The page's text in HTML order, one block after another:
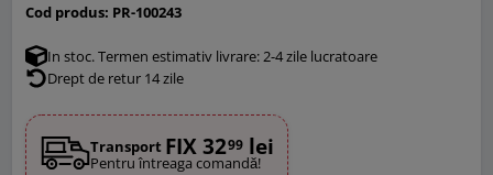
Cod produs: PR-100243
In stoc. Termen estimativ livrare: 2-4 zile lucratoare
Drept de retur 14 zile
Transport FIX 3299 lei
Pentru întreaga comandă!